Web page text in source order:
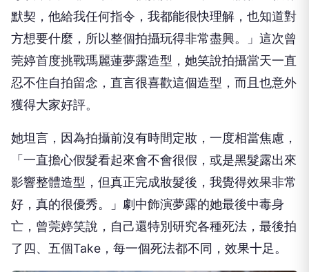
默契， 他給我任何指令，我都能很快理解，也知道對
方想要什麼， 所以整個拍攝玩得非常盡興。」 這次曾
莞婷首度挑戰瑪麗蓮夢露造型， 她笑說拍攝當天一直
忍不住自拍留念，直言很喜歡這個造型， 而且也意外
獲得大家好評。
她坦言，因為拍攝前沒有時間定妝， 一度相當焦慮，
「一直擔心假髮看起來會不會很假， 或是黑髮露出來
影響整體造型，但真正完成妝髮後， 我覺得效果非常
好，真的很優秀。」 劇中飾演夢露的她最後中毒身
亡，曾莞婷笑說， 自己還特別研究各種死法，最後拍
了四、五個Take， 每一個死法都不同，效果十足。